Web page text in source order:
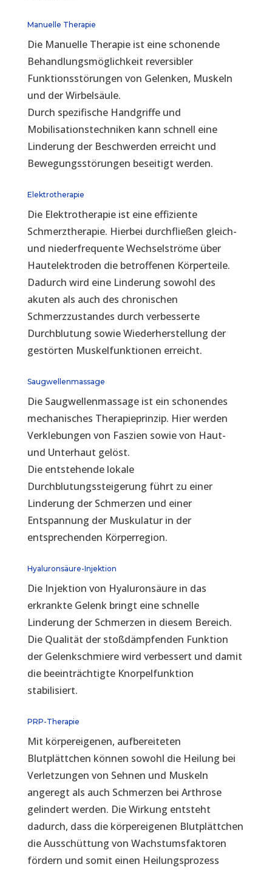
Manuelle Therapie
Die Manuelle Therapie ist eine schonende
Behandlungsmöglichkeit reversibler
Funktionsstörungen von Gelenken, Muskeln
und der Wirbelsäule.
Durch spezifische Handgriffe und
Mobilisationstechniken kann schnell eine
Linderung der Beschwerden erreicht und
Bewegungsstörungen beseitigt werden.
Elektrotherapie
Die Elektrotherapie ist eine effiziente
Schmerztherapie. Hierbei durchfließen gleich-
und niederfrequente Wechselströme über
Hautelektroden die betroffenen Körperteile.
Dadurch wird eine Linderung sowohl des
akuten als auch des chronischen
Schmerzzustandes durch verbesserte
Durchblutung sowie Wiederherstellung der
gestörten Muskelfunktionen erreicht.
Saugwellenmassage
Die Saugwellenmassage ist ein schonendes
mechanisches Therapieprinzip. Hier werden
Verklebungen von Faszien sowie von Haut-
und Unterhaut gelöst.
Die entstehende lokale
Durchblutungssteigerung führt zu einer
Linderung der Schmerzen und einer
Entspannung der Muskulatur in der
entsprechenden Körperregion.
Hyaluronsäure-Injektion
Die Injektion von Hyaluronsäure in das
erkrankte Gelenk bringt eine schnelle
Linderung der Schmerzen in diesem Bereich.
Die Qualität der stoßdämpfenden Funktion
der Gelenkschmiere wird verbessert und damit
die beeinträchtigte Knorpelfunktion
stabilisiert.
PRP-Therapie
Mit körpereigenen, aufbereiteten
Blutplättchen können sowohl die Heilung bei
Verletzungen von Sehnen und Muskeln
angeregt als auch Schmerzen bei Arthrose
gelindert werden. Die Wirkung entsteht
dadurch, dass die körpereigenen Blutplättchen
die Ausschüttung von Wachstumsfaktoren
fördern und somit einen Heilungsprozess